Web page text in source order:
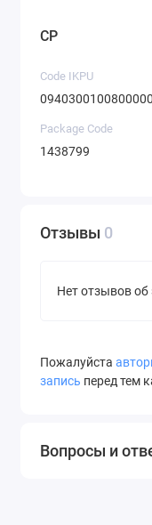
CP
Code IKPU
Package Code
1438799
Отзывы 0
Нет отзывов об
Пожалуйста
запись перед тем
Вопросы и